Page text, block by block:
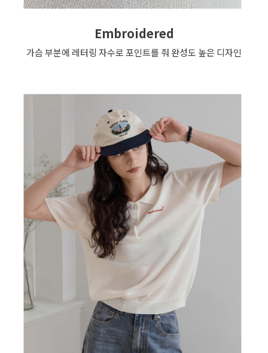
Embroidered
가슴 부분에 레터링 자수로 포인트를 줘 완성도 높은 디자인